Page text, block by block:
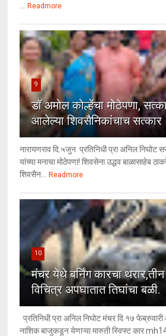
... Readmore
9
डॉ अमोल कोल्हेंचा मोठेपणा,
आलेल्या शिवसैनिकांचाच सत्कार
नारायणराव दि.५जुन प्रतिनिधी प्रा अनिल निघोट
यांच्या मनाचा मोठेपणा! शिवसेना उद्धव बाळासाहेब
शिवसैन... Readmore
10
मंचर येथे बर्निंग कारचा थरार,तीन
विचित्र अपघातात तिघांचा बळी.
प्रतिनिधी प्रा अनिल निघोट मंचर दि १७
नाशिक बाजुकडून येणाऱ्या मारुती स्विफ्ट कार